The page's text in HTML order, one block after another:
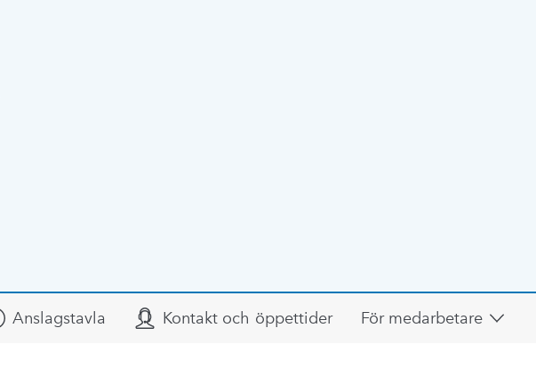
Anslagstavla Kontakt och öppettider För medarbetare